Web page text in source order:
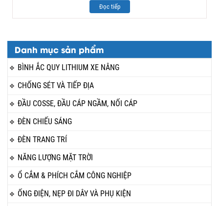
Danh mục sản phẩm
BÌNH ẮC QUY LITHIUM XE NÂNG
CHỐNG SÉT VÀ TIẾP ĐỊA
ĐẦU COSSE, ĐẦU CÁP NGẦM, NỐI CÁP
ĐÈN CHIẾU SÁNG
ĐÈN TRANG TRÍ
NĂNG LƯỢNG MẶT TRỜI
Ổ CẮM & PHÍCH CẮM CÔNG NGHIỆP
ỐNG ĐIỆN, NẸP ĐI DÂY VÀ PHỤ KIỆN
Đọc tiếp